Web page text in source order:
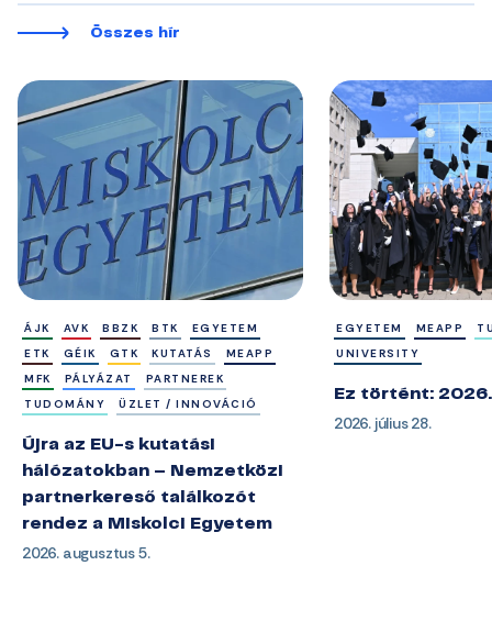
Összes hír
ÁJK AVK BBZK BTK
EGYETEM
ETK
GÉIK GTK KUTATÁS
MEAPP
MFK
PÁLYÁZAT
PARTNEREK
TUDOMÁNY
ÜZLET / INNOVÁCIÓ
Újra az EU-s kutatási
hálózatokban – Nemzetközi
partnerkereső találkozót
rendez a Miskolci Egyetem
2026. augusztus 5.
EGYETEM MEAPP
UNIVERSITY
Ez történt:
2026. július 28.